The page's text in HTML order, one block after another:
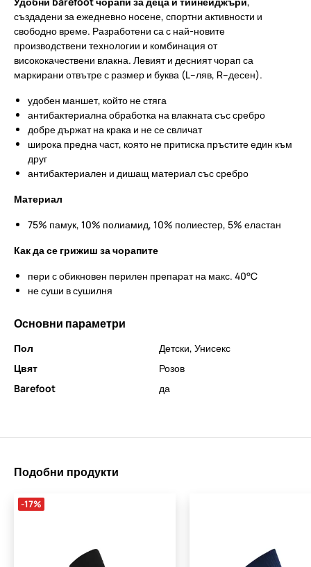
създадени за ежедневно носене, спортни активности и
свободно време. Разработени са с най-новите
производствени технологии и комбинация от
висококачествени влакна. Левият и десният чорап са
маркирани отвътре с размер и буква (L–ляв, R–десен).
удобен маншет, който не стяга
антибактериална обработка на влакната със сребро
добре държат на крака и не се свличат
широка предна част, която не притиска пръстите един към
друг
антибактериален и дишащ материал със сребро
Материал
75% памук, 10% полиамид, 10% полиестер, 5% еластан
Как да се грижиш за чорапите
пери с обикновен перилен препарат на макс. 40°C
не суши в сушилня
Основни параметри
Пол Детски, Унисекс
Цвят
Розов
Barefoot
да
Подобни продукти
-17%